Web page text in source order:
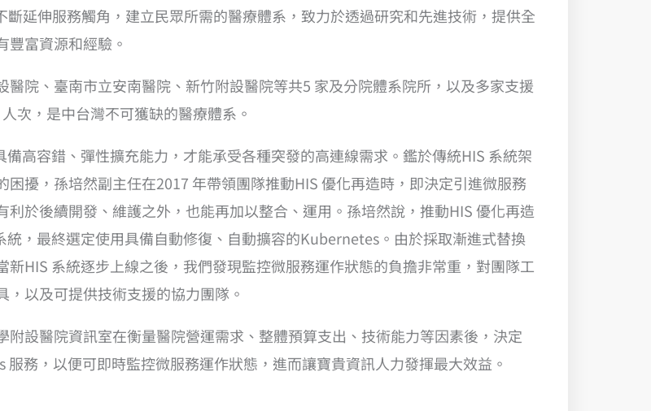
延伸服務觸角，建立民眾所需的醫療體系，致力於透過研究和先進技術，提供全
富資源和經驗。
院、臺南市立安南醫院、新竹附設醫院等共5 家及分院體系院所，以及多家支援
次，是中台灣不可獲缺的醫療體系。
高容錯、彈性擴充能力，才能承受各種突發的高連線需求。鑑於傳統HIS 系統架
擾，孫培然副主任在2017 年帶領團隊推動HIS 優化再造時，即決定引進微服務
於後續開發、維護之外，也能再加以整合、運用。孫培然說，推動HIS 優化再造
，最終選定使用具備自動修復、自動擴容的Kubernetes。由於採取漸進式替換
HIS 系統逐步上線之後，我們發現監控微服務運作狀態的負擔非常重，對團隊工
以及可提供技術支援的協力團隊。
設醫院資訊室在衡量醫院營運需求、整體預算支出、技術能力等因素後，決定
務，以便可即時監控微服務運作狀態，進而讓寶貴資訊人力發揮最大效益。